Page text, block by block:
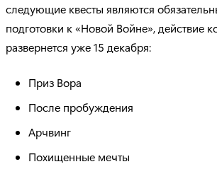
следующие квесты являются
подготовки к «Новой Войне», действие
развернется уже 15 декабря:
Приз Вора
После пробуждения
Арчвинг
Похищенные мечты